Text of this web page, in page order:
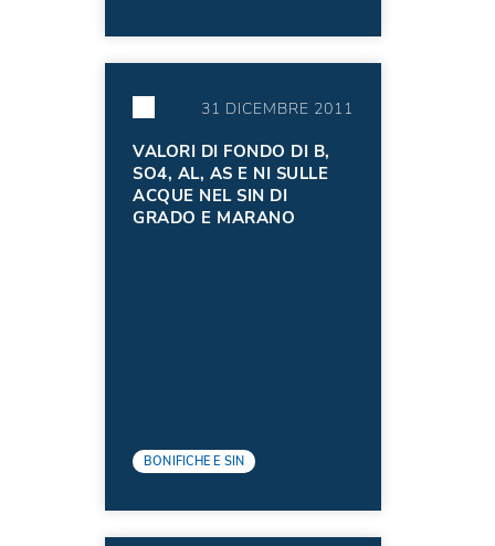
31 DICEMBRE 2011
VALORI DI FONDO DI B,
SO4, AL, AS E NI SULLE
ACQUE NEL SIN DI
GRADO E MARANO
BONIFICHE E SIN